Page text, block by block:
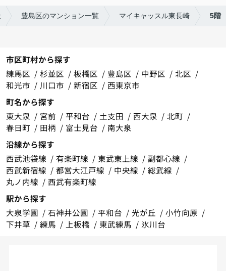
豊島区のマンション一覧 マイキャッスル東長崎 5階
市区町村から探す
練馬区
杉並区 板橋区 豊島区 中野区
北区
和光市
川口市 新宿区
西東京市
町名から探す
東大泉
宮前 平和台 土支田 西大泉
北町
春日町
田柄 富士見台
南大泉
沿線から探す
西武池袋線
有楽町線 東武東上線
副都心線
西武新宿線
都営大江戸線 中央線
総武線
丸ノ内線
西武有楽町線
駅から探す
大泉学園
石神井公園 平和台 光が丘
小竹向原
下井草
練馬 上板橋 東武練馬 氷川台